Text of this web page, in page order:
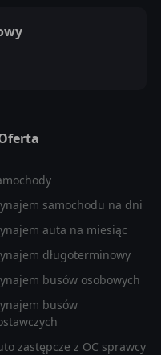
samochodu na dni
auta na miesiąc
długoterminowy
busów osobowych
busów
zastępcze z OC sprawcy